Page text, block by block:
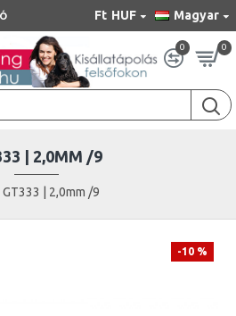
Ft HUF Magyar
0 0
GT333 | 2,0mm /9
| 2,0MM /9
-10 %